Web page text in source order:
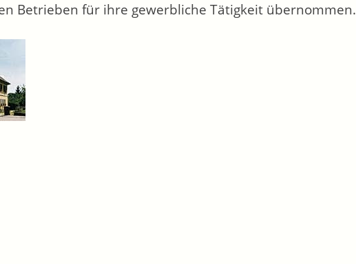
Betrieben für ihre gewerbliche Tätigkeit übernommen.